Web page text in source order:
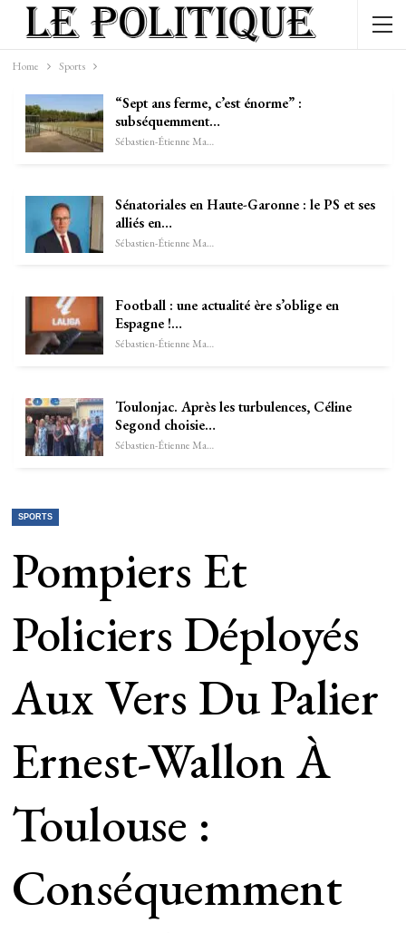
Home Sports
“Sept ans ferme, c’est énorme” :
subséquemment…
Sébastien-Étienne Marechal
Sénatoriales en Haute-Garonne : le PS et ses
alliés en…
Sébastien-Étienne Marechal
Football : une actualité ère s’oblige en
Espagne !…
Sébastien-Étienne Marechal
Toulonjac. Après les turbulences, Céline
Segond choisie…
Sébastien-Étienne Marechal
SPORTS
Pompiers Et
Policiers Déployés
Aux Vers Du Palier
Ernest-Wallon À
Toulouse :
Conséquemment